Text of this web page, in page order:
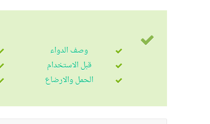
وصف الدواء
قبل الاستخدام
الحمل والارضاع